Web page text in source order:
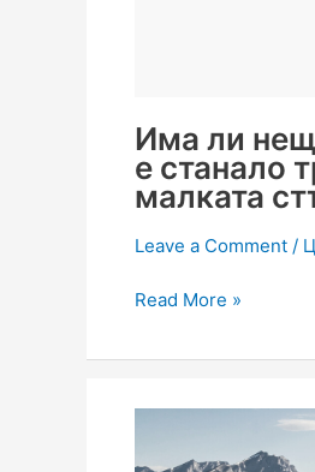
Има ли
е станало
малката
Leave a Comment /
Read More »